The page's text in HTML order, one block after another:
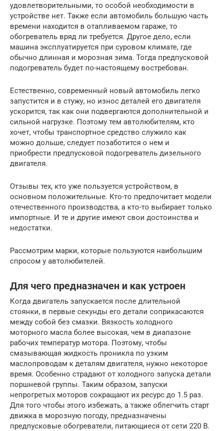
удовлетворительными, то особой необходимости в
устройстве нет. Также если автомобиль большую часть
времени находится в отапливаемом гараже, то
обогреватель вряд ли требуется. Другое дело, если
машина эксплуатируется при суровом климате, где
обычно длинная и морозная зима. Тогда предпусковой
подогреватель будет по-настоящему востребован.
Естественно, современный новый автомобиль легко
запустится и в стужу, но износ деталей его двигателя
ускорится, так как они подвергаются дополнительной и
сильной нагрузке. Поэтому тем автолюбителям, кто
хочет, чтобы транспортное средство служило как
можно дольше, следует позаботится о нем и
приобрести предпусковой подогреватель дизельного
двигателя.
Отзывы тех, кто уже пользуется устройством, в
основном положительные. Кто-то предпочитает модели
отечественного производства, а кто-то выбирает только
импортные. И те и другие имеют свои достоинства и
недостатки.
Рассмотрим марки, которые пользуются наибольшим
спросом у автолюбителей.
Для чего предназначен и как устроен
Когда двигатель запускается после длительной
стоянки, в первые секунды его детали соприкасаются
между собой без смазки. Вязкость холодного
моторного масла более высокая, чем в диапазоне
рабочих температур мотора. Поэтому, чтобы
смазывающая жидкость проникла по узким
маслопроводам к деталям двигателя, нужно некоторое
время. Особенно страдают от холодного запуска детали
поршневой группы. Таким образом, запуски
непрогретых моторов сокращают их ресурс до 1.5 раз.
Для того чтобы этого избежать, а также облегчить старт
движка в морозную погоду, предназначены
предпусковые обогреватели, питающиеся от сети 220 В.